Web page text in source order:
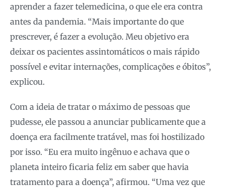
aprender a fazer telemedicina, o que ele era contra
antes da pandemia. “Mais importante do que
prescrever, é fazer a evolução. Meu objetivo era
deixar os pacientes assintomáticos o mais rápido
possível e evitar internações, complicações e óbitos”,
explicou.
Com a ideia de tratar o máximo de pessoas que
pudesse, ele passou a anunciar publicamente que a
doença era facilmente tratável, mas foi hostilizado
por isso. “Eu era muito ingênuo e achava que o
planeta inteiro ficaria feliz em saber que havia
tratamento para a doença”, afirmou. “Uma vez que